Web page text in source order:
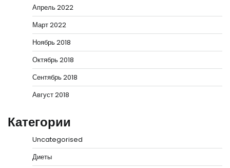
Апрель 2022
Март 2022
Ноябрь 2018
Октябрь 2018
Сентябрь 2018
Август 2018
Категории
Uncategorised
Диеты